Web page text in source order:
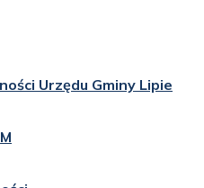
Urzędu Gminy Lipie